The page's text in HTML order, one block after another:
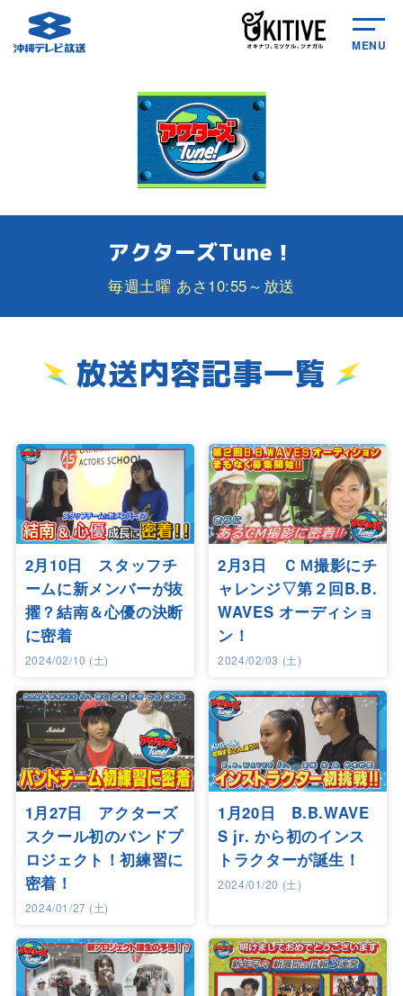
MENU
アクターズTune！
毎週土曜 あさ10:55～放送
放送内容記事一覧
2月10日 スタッフチ
ームに新メンバーが抜
擢？結南＆心優の決断
に密着
2024/02/10 (土)
2月3日 ＣＭ撮影にチ
ャレンジ▽第２回B.B.
WAVES オーディショ
ン！
2024/02/03 (土)
1月27日 アクターズ
スクール初のバンドプ
ロジェクト！初練習に
密着！
2024/01/27 (土)
1月20日 B.B.WAVE
S jr. から初のインス
トラクターが誕生！
2024/01/20 (土)